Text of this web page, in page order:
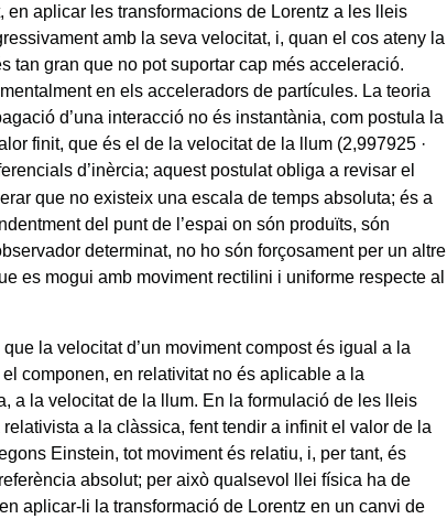
aplicar les transformacions de Lorentz a les lleis
amb la seva velocitat, i, quan el cos ateny la
tan gran que no pot suportar cap més acceleració.
en els acceleradors de partícules. La teoria
d’una interacció no és instantània, com postula la
finit, que és el de la velocitat de la llum (2,997925 ·
d’inèrcia; aquest postulat obliga a revisar el
que no existeix una escala de temps absoluta; és a
del punt de l’espai on són produïts, són
determinat, no ho són forçosament per un altre
es mogui amb moviment rectilini i uniforme respecte al
la velocitat d’un moviment compost és igual a la
componen, en relativitat no és aplicable a la
a la velocitat de la llum. En la formulació de les lleis
a la clàssica, fent tendir a infinit el valor de la
Einstein, tot moviment és relatiu, i, per tant, és
absolut; per això qualsevol llei física ha de
aplicar-li la transformació de Lorentz en un canvi de